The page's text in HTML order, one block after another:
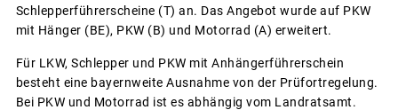
Schlepperführerscheine (T) an. Das Angebot wurde auf PKW
mit Hänger (BE), PKW (B) und Motorrad (A) erweitert.
Für LKW, Schlepper und PKW mit Anhängerführerschein
besteht eine bayernweite Ausnahme von der Prüfortregelung.
Bei PKW und Motorrad ist es abhängig vom Landratsamt.